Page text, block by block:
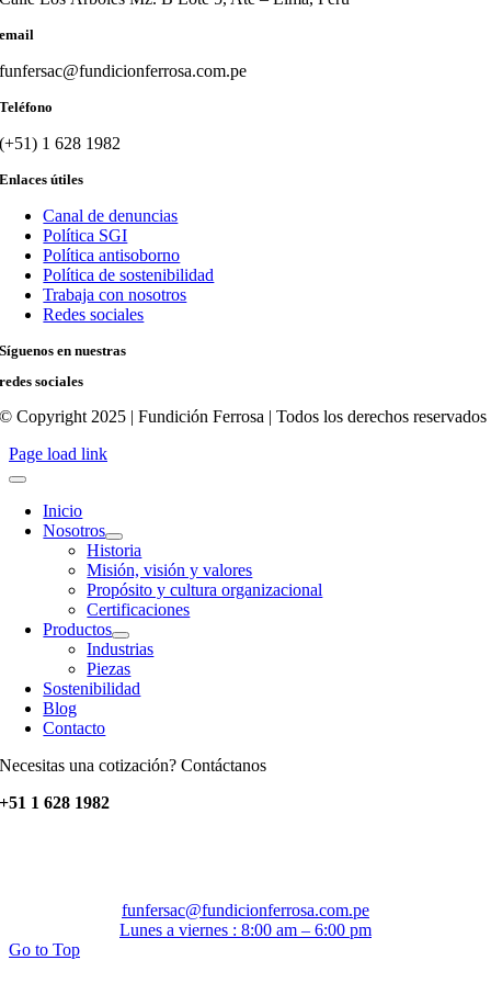
email
funfersac@fundicionferrosa.com.pe
Teléfono
(+51) 1 628 1982
Enlaces útiles
Canal de denuncias
Política SGI
Política antisoborno
Política de sostenibilidad
Trabaja con nosotros
Redes sociales
Síguenos en nuestras
redes sociales
© Copyright 2025 | Fundición Ferrosa | Todos los derechos reservados
Page load link
Inicio
Nosotros
Historia
Misión, visión y valores
Propósito y cultura organizacional
Certificaciones
Productos
Industrias
Piezas
Sostenibilidad
Blog
Contacto
Necesitas una cotización? Contáctanos
+51 1 628 1982
funfersac@fundicionferrosa.com.pe
Lunes a viernes : 8:00 am – 6:00 pm
Go to Top